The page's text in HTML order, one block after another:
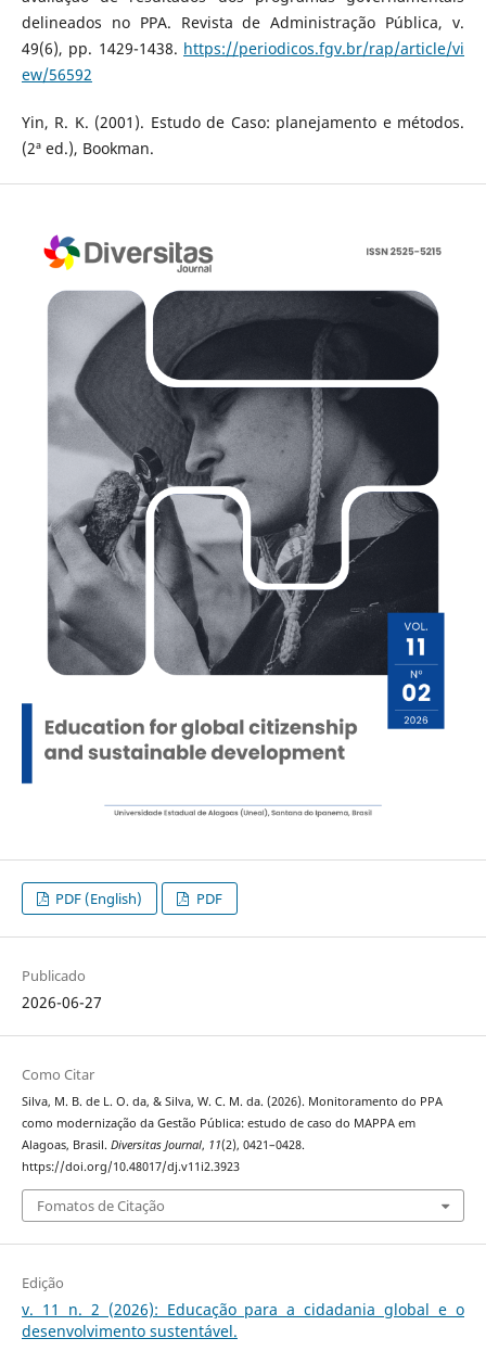
delineados no PPA. Revista de Administração Pública, v.
49(6), pp. 1429-1438. https://periodicos.fgv.br/rap/article/vi
ew/56592
Yin, R. K. (2001). Estudo de Caso: planejamento e métodos.
(2ª ed.), Bookman.
PDF (English) PDF
Publicado
2026-06-27
Como Citar
Silva, M. B. de L. O. da, & Silva, W. C. M. da. (2026). Monitoramento do PPA
como modernização da Gestão Pública: estudo de caso do MAPPA em
Alagoas, Brasil. Diversitas Journal, 11(2), 0421–0428.
https://doi.org/10.48017/dj.v11i2.3923
Fomatos de Citação
Edição
v. 11 n. 2 (2026): Educação para a cidadania global e o
desenvolvimento sustentável.